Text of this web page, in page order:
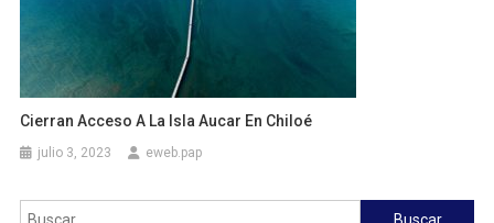
Cierran Acceso A La Isla Aucar En Chiloé
julio 3, 2023 eweb.pap
Buscar: